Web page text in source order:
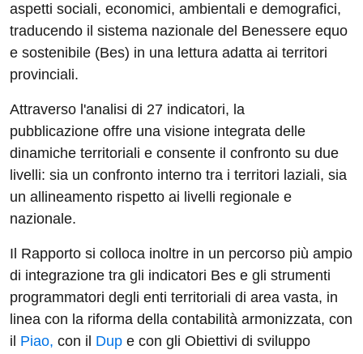
aspetti sociali, economici, ambientali e demografici,
traducendo il sistema nazionale del Benessere equo
e sostenibile (Bes) in una lettura adatta ai territori
provinciali.
Attraverso l'analisi di 27 indicatori, la
pubblicazione offre una visione integrata delle
dinamiche territoriali e consente il confronto su due
livelli: sia un confronto interno tra i territori laziali, sia
un allineamento rispetto ai livelli regionale e
nazionale.
Il Rapporto si colloca inoltre in un percorso più ampio
di integrazione tra gli indicatori Bes e gli strumenti
programmatori degli enti territoriali di area vasta, in
linea con la riforma della contabilità armonizzata, con
il Piao, con il Dup e con gli Obiettivi di sviluppo